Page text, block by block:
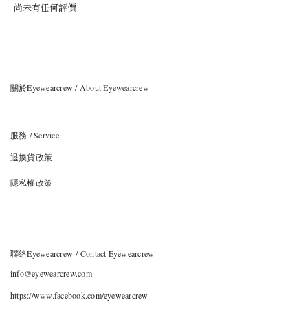
尚未有任何評價
關於Eyewearcrew / About Eyewearcrew
服務 / Service
退換貨政策
隱私權政策
聯絡Eyewearcrew / Contact Eyewearcrew
info@eyewearcrew.com
https://www.facebook.com/eyewearcrew